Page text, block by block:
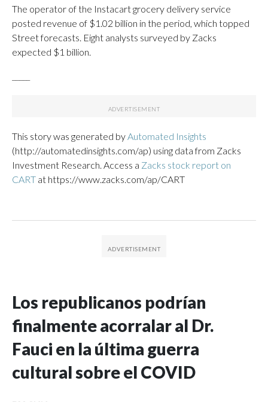
The operator of the Instacart grocery delivery service
posted revenue of $1.02 billion in the period, which topped
Street forecasts. Eight analysts surveyed by Zacks
expected $1 billion.
This story was generated by Automated Insights
(http://automatedinsights.com/ap) using data from Zacks
Investment Research. Access a Zacks stock report on
CART at https://www.zacks.com/ap/CART
Los republicanos podrían
finalmente acorralar al Dr.
Fauci en la última guerra
cultural sobre el COVID